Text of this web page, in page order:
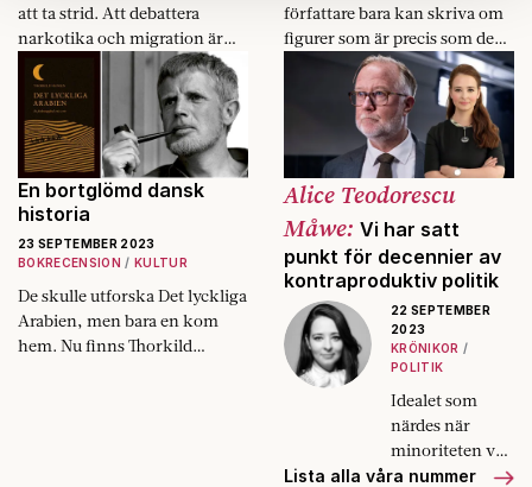
Om du vill läsa mer om hur vi hanterar personuppgifter
kan du göra dethär.
att ta strid. Att debattera
narkotika och migration är
enkelt jämfört med steget hon
tog som tonåring.
författare bara kan skriva om
figurer som är precis som de
En bortglömd dansk
historia
23 SEPTEMBER 2023
BOKRECENSION
KULTUR
De skulle utforska Det lyckliga
Arabien, men bara en kom
hem. Nu finns Thorkild
Alice Teodorescu
Måwe: Vi har satt
punkt för decennier av
kontraproduktiv politik
22 SEPTEMBER
2023
KRÖNIKOR
POLITIK
Idealet som
närdes när
minoriteten var
liten har fått
Lista alla våra nummer